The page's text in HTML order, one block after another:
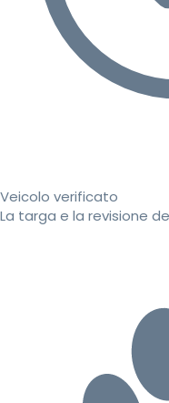
Veicolo verificato
La targa e la revisione